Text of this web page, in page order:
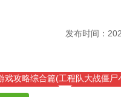
发布时间：
戏攻略综合篇(工程队大战僵尸
奇攻城战术)